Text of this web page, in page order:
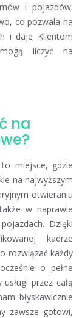
i pojazdów.
co pozwala na
i daje Klientom
liczyć na
na
miejsce, gdzie
na najwyższym
otwieraniu
w naprawie
Dzięki
kadrze
rozwiązać każdy
o pełne
przez całą
błyskawicznie
zawsze gotowi,